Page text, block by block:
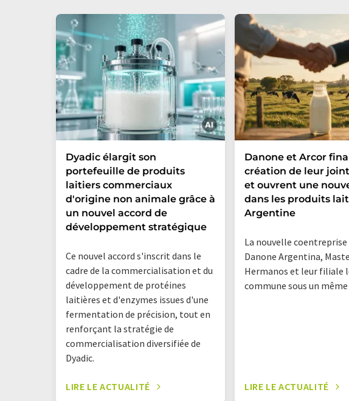
Dyadic élargit son
portefeuille de produits
laitiers commerciaux
d'origine non animale grâce à
un nouvel accord de
développement stratégique
Ce nouvel accord s'inscrit dans le
cadre de la commercialisation et du
développement de protéines
laitières et d'enzymes issues d'une
fermentation de précision, tout en
renforçant la stratégie de
commercialisation diversifiée de
Dyadic.
LIRE LE ACTUALITÉ
Danone et Arcor
création de leur
et ouvrent une
dans les produits
Argentine
La nouvelle
Danone Argentina,
Hermanos et leur filiale
commune sous un
LIRE LE ACTUALITÉ